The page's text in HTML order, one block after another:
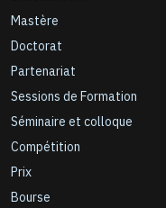
Mastère
Doctorat
Partenariat
Sessions de Formation
Séminaire et colloque
Compétition
Prix
Bourse